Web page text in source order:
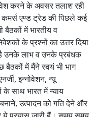
करने के अवसर तलाश रही
एण्ड ट्रेड की पिछले कई
बैठकों में भारतीय व
के प्रश्नों का उत्तर दिया
उनके लाभ व उनके प्रबंधक
बैठकों में मैंने स्वयं भी भाग
इन्नोवेशन, न्यू
के साथ भारत में न्याय
उत्पादन को गति देने और